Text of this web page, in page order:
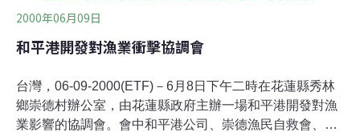
2000年06月09日
和平港開發對漁業衝擊協調會
台灣，06-09-2000(ETF)－6月8日下午二時在花蓮縣秀林
鄉崇德村辦公室，由花蓮縣政府主辦一場和平港開發對漁
業影響的協調會。會中和平港公司、崇德漁民自救會、花